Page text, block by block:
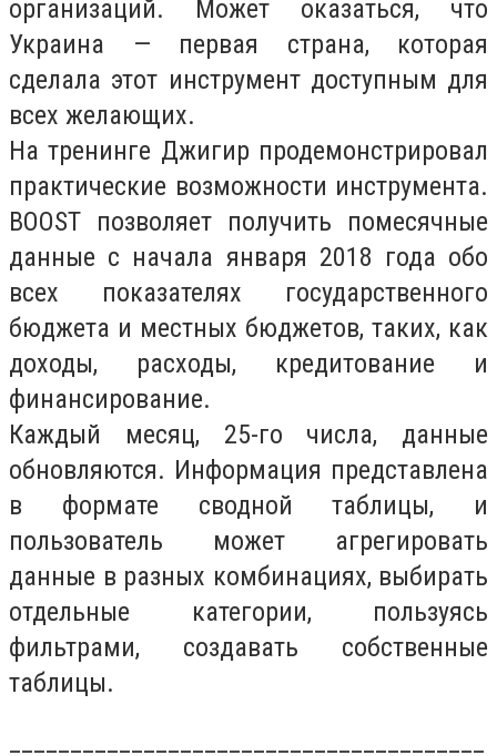
организаций. Может оказаться, что
Украина — первая страна, которая
сделала этот инструмент доступным для
всех желающих.
На тренинге Джигир продемонстрировал
практические возможности инструмента.
BOOST позволяет получить помесячные
данные с начала января 2018 года обо
всех показателях государственного
бюджета и местных бюджетов, таких, как
доходы, расходы, кредитование и
финансирование.
Каждый месяц, 25-го числа, данные
обновляются. Информация представлена
в формате сводной таблицы, и
пользователь может агрегировать
данные в разных комбинациях, выбирать
отдельные категории, пользуясь
фильтрами, создавать собственные
таблицы.